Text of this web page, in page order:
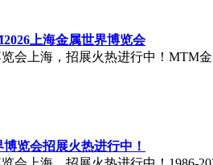
上海金属世界博览会
会上海，招展火热进行中！MTM
览会招展火热进行中！